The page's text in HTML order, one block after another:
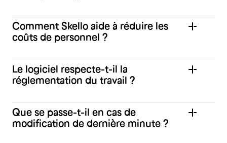
Comment Skello aide à réduire les
coûts de personnel ?
Le logiciel respecte-t-il la
réglementation du travail ?
Que se passe-t-il en cas de
modification de dernière minute ?